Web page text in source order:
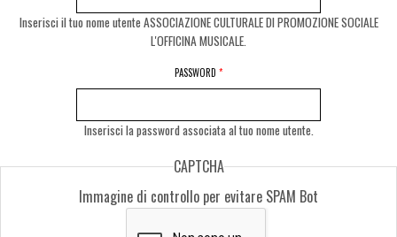
Inserisci il tuo nome utente ASSOCIAZIONE CULTURALE DI PROMOZIONE SOCIALE
L'OFFICINA MUSICALE.
PASSWORD *
Inserisci la password associata al tuo nome utente.
CAPTCHA
Immagine di controllo per evitare SPAM Bot